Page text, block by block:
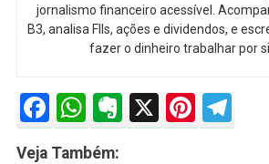
jornalismo financeiro acessível.
B3, analisa FIIs, ações e dividendos, e
fazer o dinheiro trabalhar por
Facebook
WhatsApp
Evernote
X
Veja Também: